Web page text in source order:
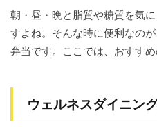
朝・昼・晩と脂質や糖質を気
すよね。そんな時に便利なの
弁当です。ここでは、おすす
ウェルネスダイニン